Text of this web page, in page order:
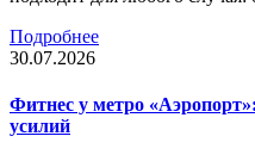
Подробнее
30.07.2026
Фитнес у метро
усилий